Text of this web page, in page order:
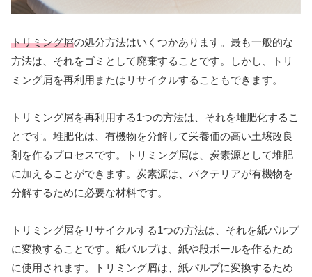
トリミング屑の処分方法はいくつかあります。最も一般的な
方法は、それをゴミとして廃棄することです。しかし、トリ
ミング屑を再利用またはリサイクルすることもできます。
トリミング屑を再利用する1つの方法は、それを堆肥化するこ
とです。堆肥化は、有機物を分解して栄養価の高い土壌改良
剤を作るプロセスです。トリミング屑は、炭素源として堆肥
に加えることができます。炭素源は、バクテリアが有機物を
分解するために必要な材料です。
トリミング屑をリサイクルする1つの方法は、それを紙パルプ
に変換することです。紙パルプは、紙や段ボールを作るため
に使用されます。トリミング屑は、紙パルプに変換するため